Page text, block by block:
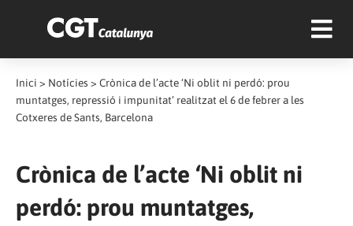
Inici > Notícies > Crònica de l’acte ‘Ni oblit ni perdó: prou
muntatges, repressió i impunitat’ realitzat el 6 de febrer a les
Cotxeres de Sants, Barcelona
Crònica de l’acte ‘Ni oblit ni
perdó: prou muntatges,